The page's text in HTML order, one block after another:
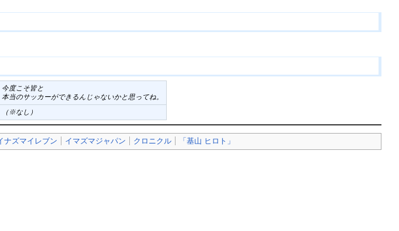
今度こそ皆と
本当のサッカーができるんじゃないかと思ってね。
（※なし）
ナズマイレブン イマズマジャパン クロニクル 「基山 ヒロト」